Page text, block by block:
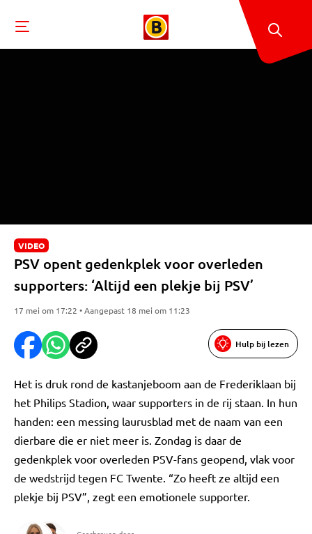
VIDEO
PSV opent gedenkplek voor overleden
supporters: ‘Altijd een plekje bij PSV’
17 mei om 17:22 • Aangepast 18 mei om 11:23
Hulp bij lezen
Het is druk rond de kastanjeboom aan de Frederiklaan bij
het Philips Stadion, waar supporters in de rij staan. In hun
handen: een messing laurusblad met de naam van een
dierbare die er niet meer is. Zondag is daar de
gedenkplek voor overleden PSV-fans geopend, vlak voor
de wedstrijd tegen FC Twente. “Zo heeft ze altijd een
plekje bij PSV”, zegt een emotionele supporter.